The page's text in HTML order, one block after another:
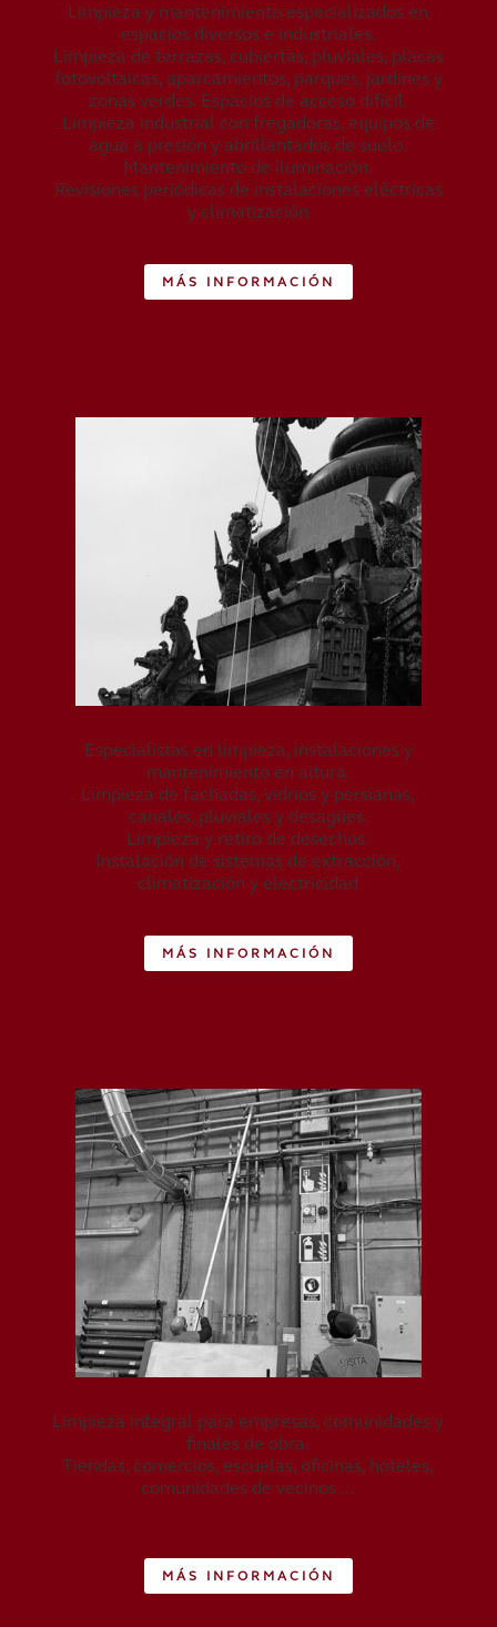
Limpieza y mantenimiento especializados en
espacios diversos e industriales.
Limpieza de terrazas, cubiertas, pluviales, placas
fotovoltaicas, aparcamientos, parques, jardines y
zonas verdes. Espacios de acceso difícil.
Limpieza industrial con fregadoras, equipos de
agua a presión y abrillantados de suelo.
Mantenimiento de iluminación.
Revisiones periódicas de instalaciones eléctricas
y climatización
MÁS INFORMACIÓN
Especialistas en limpieza, instalaciones y
mantenimiento en altura.
Limpieza de fachadas, vidrios y persianas,
canales, pluviales y desagües.
Limpieza y retiro de desechos.
Instalación de sistemas de extracción,
climatización y electricidad
MÁS INFORMACIÓN
Limpieza integral para empresas, comunidades y
finales de obra.
Tiendas, comercios, escuelas, oficinas, hoteles,
comunidades de vecinos …
MÁS INFORMACIÓN